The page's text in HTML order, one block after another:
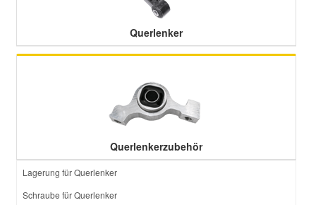
Querlenker
Querlenkerzubehör
Lagerung für Querlenker
Schraube für Querlenker